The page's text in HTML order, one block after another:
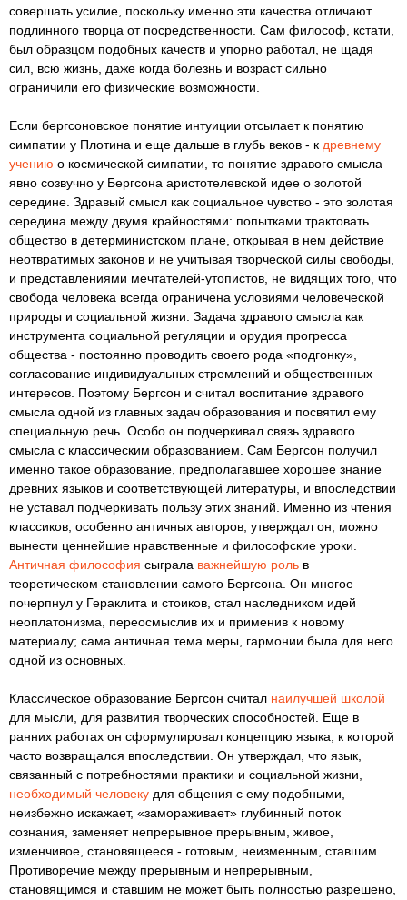
совершать усилие, поскольку именно эти качества отличают
подлинного творца от посредственности. Сам философ, кстати,
был образцом подобных качеств и упорно работал, не щадя
сил, всю жизнь, даже когда болезнь и возраст сильно
ограничили его физические возможности.
Если бергсоновское понятие интуиции отсылает к понятию
симпатии у Плотина и еще дальше в глубь веков - к древнему
учению о космической симпатии, то понятие здравого смысла
явно созвучно у Бергсона аристотелевской идее о золотой
середине. Здравый смысл как социальное чувство - это золотая
середина между двумя крайностями: попытками трактовать
общество в детерминистском плане, открывая в нем действие
неотвратимых законов и не учитывая творческой силы свободы,
и представлениями мечтателей-утопистов, не видящих того, что
свобода человека всегда ограничена условиями человеческой
природы и социальной жизни. Задача здравого смысла как
инструмента социальной регуляции и орудия прогресса
общества - постоянно проводить своего рода «подгонку»,
согласование индивидуальных стремлений и общественных
интересов. Поэтому Бергсон и считал воспитание здравого
смысла одной из главных задач образования и посвятил ему
специальную речь. Особо он подчеркивал связь здравого
смысла с классическим образованием. Сам Бергсон получил
именно такое образование, предполагавшее хорошее знание
древних языков и соответствующей литературы, и впоследствии
не уставал подчеркивать пользу этих знаний. Именно из чтения
классиков, особенно античных авторов, утверждал он, можно
вынести ценнейшие нравственные и философские уроки.
Античная философия сыграла важнейшую роль в
теоретическом становлении самого Бергсона. Он многое
почерпнул у Гераклита и стоиков, стал наследником идей
неоплатонизма, переосмыслив их и применив к новому
материалу; сама античная тема меры, гармонии была для него
одной из основных.
Классическое образование Бергсон считал наилучшей школой
для мысли, для развития творческих способностей. Еще в
ранних работах он сформулировал концепцию языка, к которой
часто возвращался впоследствии. Он утверждал, что язык,
связанный с потребностями практики и социальной жизни,
необходимый человеку для общения с ему подобными,
неизбежно искажает, «замораживает» глубинный поток
сознания, заменяет непрерывное прерывным, живое,
изменчивое, становящееся - готовым, неизменным, ставшим.
Противоречие между прерывным и непрерывным,
становящимся и ставшим не может быть полностью разрешено,